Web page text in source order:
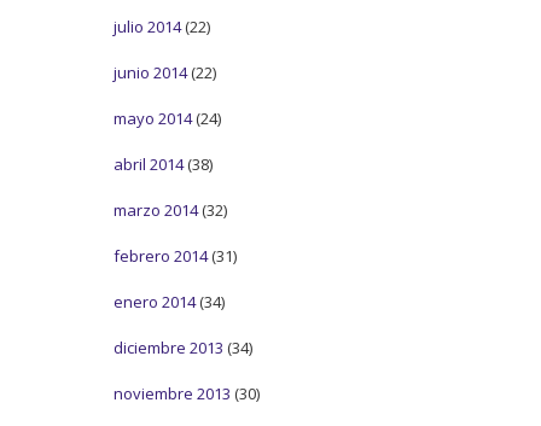
julio 2014(22)
junio 2014(22)
mayo 2014(24)
abril 2014(38)
marzo 2014(32)
febrero 2014(31)
enero 2014(34)
diciembre 2013 (34)
noviembre 2013 (30)